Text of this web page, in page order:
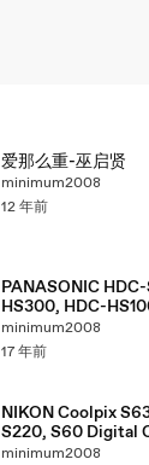
爱那么重-巫启贤
minimum2008
12 年前
PANASONIC
HS300, HDC-
Camcorder
minimum2008
17 年前
NIKON Coolpix
S220, S60 Digital
minimum2008